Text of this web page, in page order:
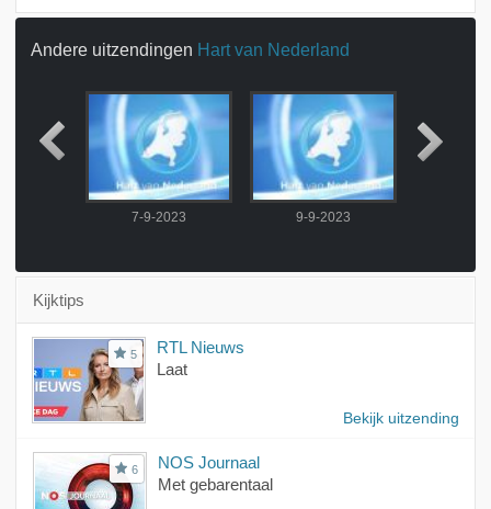
Andere uitzendingen Hart van Nederland
7-9-2023 9-9-2023
Kijktips
5
RTL Nieuws
Laat
Bekijk uitzending
6
NOS Journaal
Met gebarentaal